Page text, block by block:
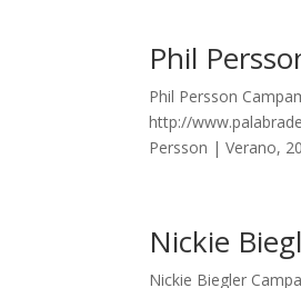
Phil
Phil Persson
http://
Persson | Verano,
Nickie
Nickie Biegler